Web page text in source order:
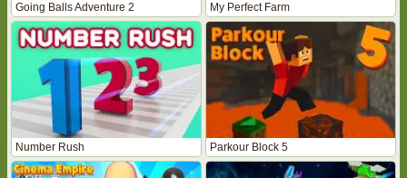
Going Balls Adventure 2 My Perfect Farm
Number Rush Parkour Block 5